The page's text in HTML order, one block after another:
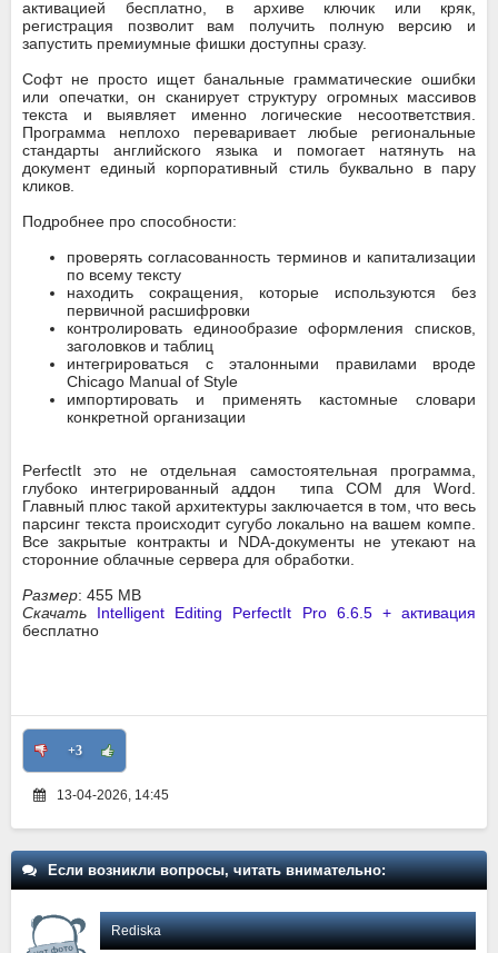
активацией бесплатно, в архиве ключик или кряк,
регистрация позволит вам получить полную версию и
запустить премиумные фишки доступны сразу.
Софт не просто ищет банальные грамматические ошибки
или опечатки, он сканирует структуру огромных массивов
текста и выявляет именно логические несоответствия.
Программа неплохо переваривает любые региональные
стандарты английского языка и помогает натянуть на
документ единый корпоративный стиль буквально в пару
кликов.
Подробнее про способности:
проверять согласованность терминов и капитализации
по всему тексту
находить сокращения, которые используются без
первичной расшифровки
контролировать единообразие оформления списков,
заголовков и таблиц
интегрироваться с эталонными правилами вроде
Chicago Manual of Style
импортировать и применять кастомные словари
конкретной организации
PerfectIt это не отдельная самостоятельная программа,
глубоко интегрированный аддон типа COM для Word.
Главный плюс такой архитектуры заключается в том, что весь
парсинг текста происходит сугубо локально на вашем компе.
Все закрытые контракты и NDA-документы не утекают на
сторонние облачные сервера для обработки.
Размер: 455 MB
Скачать Intelligent Editing PerfectIt Pro 6.6.5 + активация
бесплатно
+3
13-04-2026, 14:45
Если возникли вопросы, читать внимательно:
Rediska